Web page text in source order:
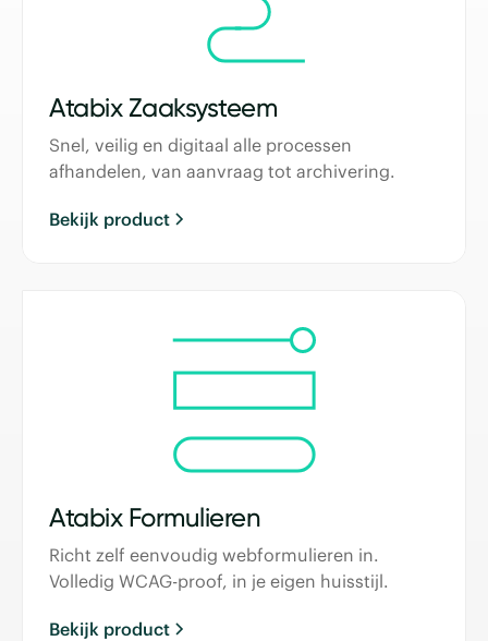
Atabix Zaaksysteem
Snel, veilig en digitaal alle processen
afhandelen, van aanvraag tot archivering.
Bekijk product
Atabix Formulieren
Richt zelf eenvoudig webformulieren in.
Volledig WCAG-proof, in je eigen huisstijl.
Bekijk product